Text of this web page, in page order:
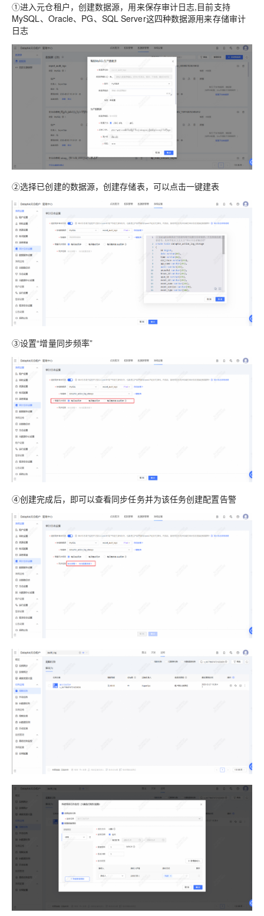
①进入元仓租户，创建数据源，用来保存审计日志,目前支持
MySQL、Oracle、PG、SQL Server这四种数据源用来存储审计
日志
②选择已创建的数据源，创建存储表，可以点击一键建表
③设置“增量同步频率”
④创建完成后，即可以查看同步任务并为该任务创建配置告警